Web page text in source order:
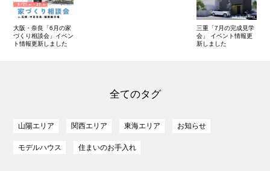
大阪・奈良「6月の家
づくり相談会」イベン
ト情報更新しました
三重「7月の完成見学
会」 イベント情報更
新しました
全てのタグ
山陽エリア 関西エリア 東海エリア お知らせ
モデルハウス 住まいのお手入れ